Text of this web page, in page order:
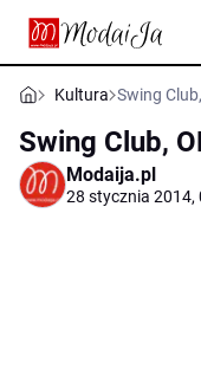
Kultura Swing
Swing Club,
Modaija.pl
28 stycznia 2014,